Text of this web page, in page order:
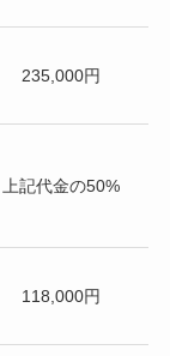
235,000円
上記代金の50%
118,000円